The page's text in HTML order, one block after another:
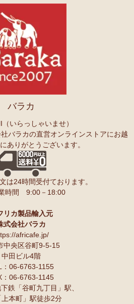
たん～
生活布～ 人気柄が限定数再入荷！現
カの布ページに新入荷！
しゃれなブランケット
グ～キテンゲ本革仕立て
た新作登場！『ニッポンの技×アフリ
バッグ～キテンゲ本革仕立て～キテ
立てた新作登場！『ニッポンの技×ア
ー～キテンゲ本革仕立て
新作登場！『ニッポンの技×アフリカ
ン オブジェ カバ絵皿
ダー バッグチャーム
アート～ロングサイズ（縦長・横長）
アート～Lサイズの作品 新入荷！作家
ご紹介します
にもお邪魔できたらと思います。
ア！キテンゲ ネックウォーマー
。全部やっぱりかわいい。家族にプレセ
っきり買おうと思います。
アフリカと日本の山のマッチング合うな
を身に着けました。
パイスMIXスパイスのご感想
入して以来、未使用だったのですが、
おいしい！と思い、今回たくさん購入さ
思います♪
いですよね。
ッツへのご感想
カシューナッツを受け取りました。
感じもよく豆本来の甘みもあり、とても
、食べだしたら止まりません。
トナのステテコパンツへのご感想
い。履きやすい。
バラカ
いらっしゃいませ）
バラカの直営オンラインストアにお越
ありがとうございます。
は24時間受付ております。
時間 9:00－18:00
リカ製品輸入元
式会社バラカ
africafe.jp/
中央区谷町9-5-15
中田ビル4階
：06-6763-1155
：06-6763-1145
鉄「谷町九丁目」駅、
本町」駅徒歩2分